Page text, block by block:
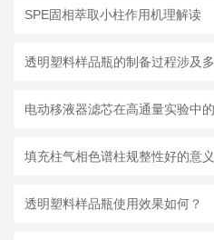
SPE固相萃取小柱作用机理解读
填充柱气相色谱柱规整性好的意义
透明塑料样品瓶使用效果如何？